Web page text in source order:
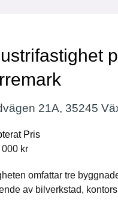
21A, 35245
Pris
kr
omfattar tre
av bilverkstad,